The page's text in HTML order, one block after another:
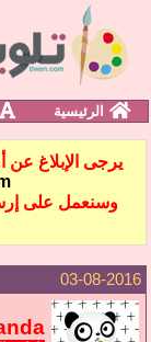
الرئيسية
يرجى الإبلاغ عن
وسنعمل على
03-08-2016